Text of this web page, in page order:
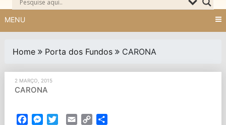
MENU
Home Porta dos Fundos CARONA
2 MARÇO, 2015
CARONA
FacebookMessenger
TwitterEmail Copy